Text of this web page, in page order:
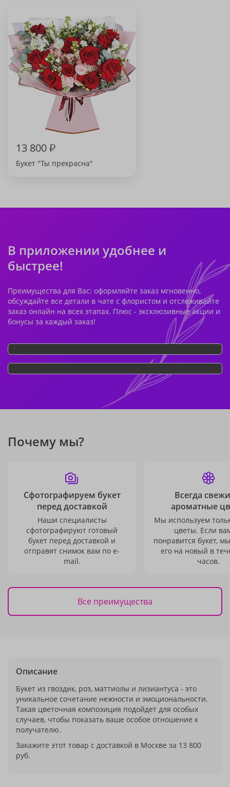
13 800₽
Букет "Ты прекрасна"
В приложении удобнее и
быстрее!
Преимущества для Вас: оформляйте заказ мгновенно,
обсуждайте все детали в чате с флористом и отслеживайте
заказ онлайн на всех этапах. Плюс - эксклюзивные акции и
бонусы за каждый заказ!
Почему мы?
Сфотографируем букет
перед доставкой
Наши специалисты
сфотографируют готовый
букет перед доставкой и
отправят снимок вам по e-
mail.
Всегда
ароматные
Мы используем
цветы. Если
понравится букет,
его на новый в
часов.
Все преимущества
Описание
Букет из гвоздик, роз, маттиолы и лизиантуса - это
уникальное сочетание нежности и эмоциональности.
Такая цветочная композиция подойдет для особых
случаев, чтобы показать ваше особое отношение к
получателю.
Закажите этот товар с доставкой в Москве за 13 800
руб.